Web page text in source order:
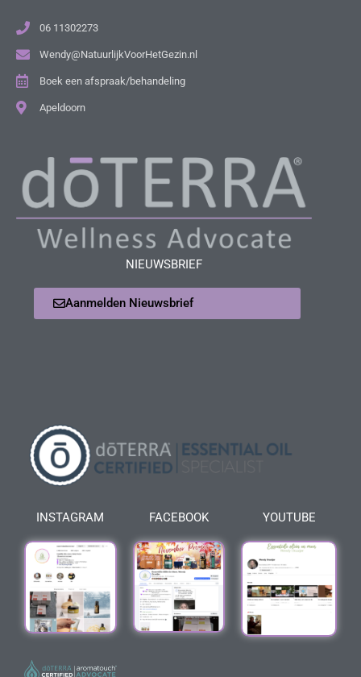
06 11302273
Wendy@NatuurlijkVoorHetGezin.nl
Boek een afspraak/behandeling
Apeldoorn
NIEUWSBRIEF
Aanmelden Nieuwsbrief
INSTAGRAM FACEBOOK YOUTUBE